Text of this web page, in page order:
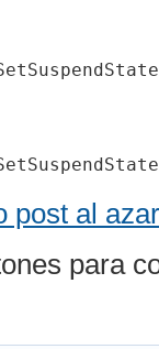
post al azar
para